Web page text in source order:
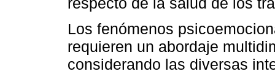
Los fenómenos
requieren un abordaje
considerando las diversas